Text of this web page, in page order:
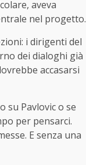
aveva
nel progetto.
i dirigenti del
dei dialoghi già
accasarsi
su Pavlovic o se
per pensarci.
E senza una